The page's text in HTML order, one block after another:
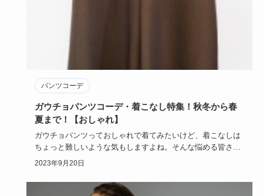
パンツコーデ
ガウチョパンツコーデ・着こなし特集！秋冬から春
夏まで！【おしゃれ】
ガウチョパンツっておしゃれで着てみたいけど、着こなしは
ちょっと難しいような気もしますよね。そんな悩める皆さん
のために今回は…
2023年9月20日